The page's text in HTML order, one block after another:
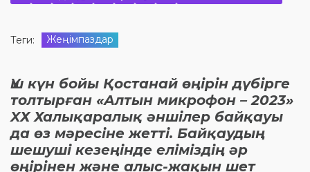
Теги: Жеңімпаздар
Үш күн бойы Қостанай өңірін дүбірге
толтырған «Алтын микрофон – 2023»
XХ Халықаралық әншілер байқауы
да өз мәресіне жетті. Байқаудың
шешуші кезеңінде еліміздің әр
өңірінен және алыс-жақын шет